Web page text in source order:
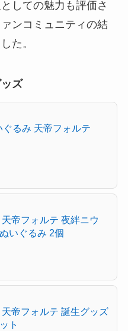
しての魅力も評価さ
ンコミュニティの結
た。
ズ
るみ 天帝フォルテ
帝フォルテ 夜絆ニウ
いぐるみ 2個
帝フォルテ 誕生グッズ
ト